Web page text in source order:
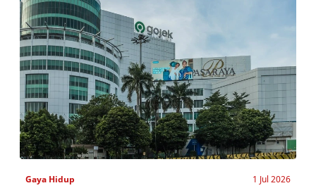
Gaya Hidup 1 Jul 2026